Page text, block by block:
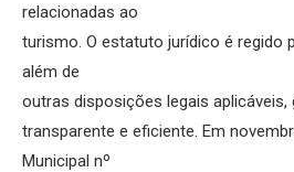
relacionadas ao
turismo. O estatuto jurídico é regido
além de
outras disposições legais
transparente e eficiente. Em
Municipal nº